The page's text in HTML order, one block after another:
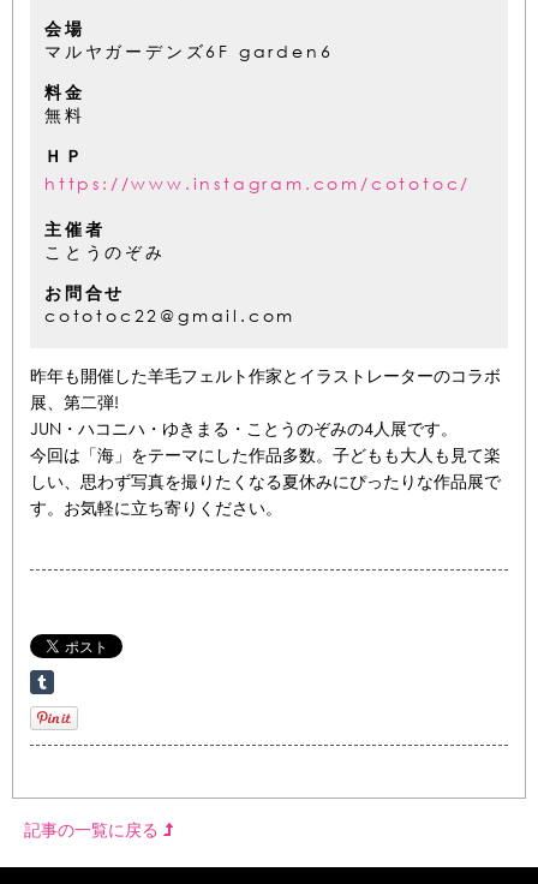
会場
マルヤガーデンズ6F garden6
料金
無料
ＨＰ
https://www.instagram.com/cototoc/
主催者
ことうのぞみ
お問合せ
cototoc22@gmail.com
昨年も開催した羊毛フェルト作家とイラストレーターのコラボ
展、第二弾!
JUN・ハコニハ・ゆきまる・ことうのぞみの4人展です。
今回は「海」をテーマにした作品多数。子どもも大人も見て楽
しい、思わず写真を撮りたくなる夏休みにぴったりな作品展で
す。お気軽に立ち寄りください。
記事の一覧に戻る